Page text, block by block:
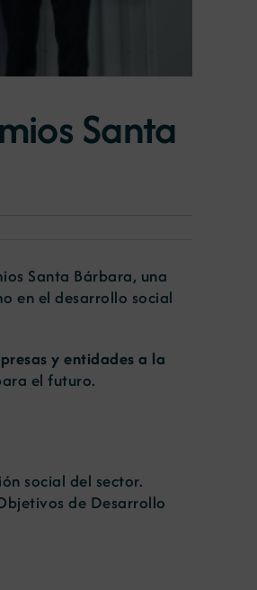
Santa
Santa Bárbara, una
en el desarrollo social
y entidades a la
el futuro.
social del sector.
de Desarrollo